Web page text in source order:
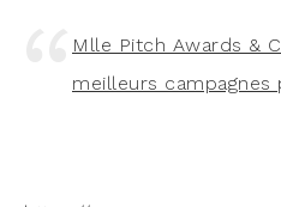
Mlle Pitch Awards &
meilleurs cam­pagnes